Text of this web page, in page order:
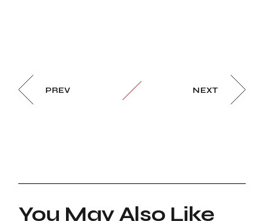
PREV NEXT
You May Also Like